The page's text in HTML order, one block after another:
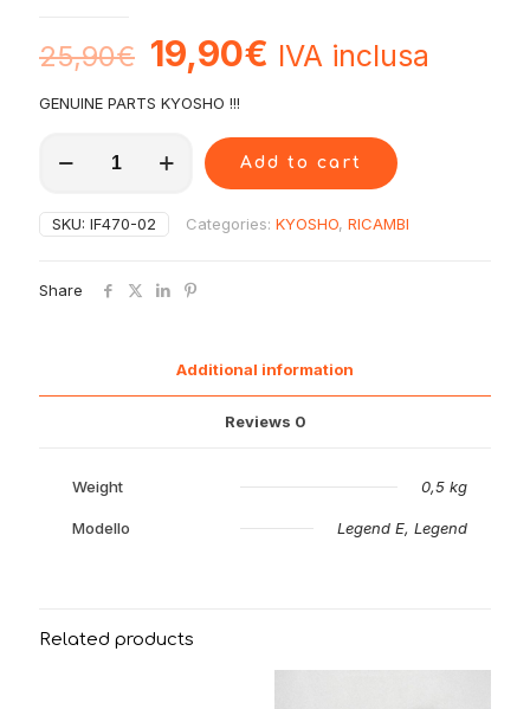
25,90€ 19,90€ IVA inclusa
GENUINE PARTS KYOSHO !!!
Tappo
Ammortizzatore
Mp9
Add to cart
SKU: IF470-02 Categories: KYOSHO, RICAMBI
Share
Additional information
Reviews 0
Weight 0,5 kg
Modello Legend E, Legend
Related products